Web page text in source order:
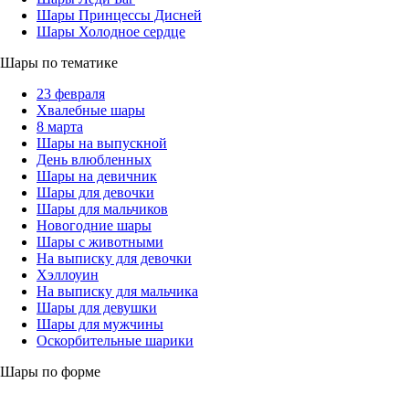
Шары Принцессы Дисней
Шары Холодное сердце
Шары по тематике
23 февраля
Хвалебные шары
8 марта
Шары на выпускной
День влюбленных
Шары на девичник
Шары для девочки
Шары для мальчиков
Новогодние шары
Шары с животными
На выписку для девочки
Хэллоуин
На выписку для мальчика
Шары для девушки
Шары для мужчины
Оскорбительные шарики
Шары по форме